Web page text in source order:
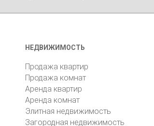
НЕДВИЖИМОСТЬ
Продажа квартир
Продажа комнат
Аренда квартир
Аренда комнат
Элитная недвижимость
Загородная недвижимость